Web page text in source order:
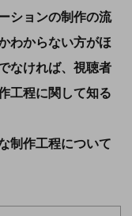
ションの制作の流
わからない方がほ
なければ、視聴者
工程に関して知る
制作工程について